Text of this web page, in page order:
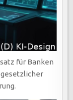
für Banken
gesetzlicher